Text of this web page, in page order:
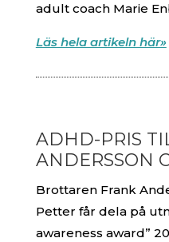
adult coach Marie
Läs hela artikeln här»
ADHD-PRIS
ANDERSSON
Brottaren Frank
Petter får dela på
awareness award”